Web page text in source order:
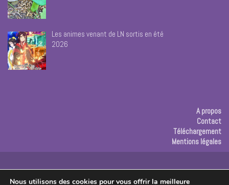
Les animes venant de LN sortis en été
2026
A propos
Contact
Téléchargement
Mentions légales
Nous utilisons des cookies pour vous offrir la meilleure